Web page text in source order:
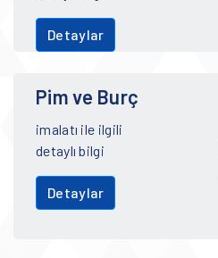
Detaylar
Pim ve Burç
imalatı ile ilgili
detaylı bilgi
Detaylar